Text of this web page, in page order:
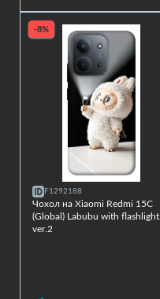
-8%
F1292188
Чохол на Xiaomi Redmi 15C
(Global) Labubu with flashlight
ver.2